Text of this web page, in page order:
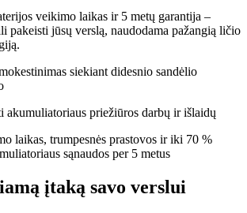
veikimo laikas ir 5 metų garantija –
pakeisti jūsų verslą, naudodama pažangią ličio
siekiant didesnio sandėlio
akumuliatoriaus priežiūros darbų ir išlaidų
laikas, trumpesnės prastovos ir iki 70 %
sąnaudos per 5 metus
įtaką savo verslui